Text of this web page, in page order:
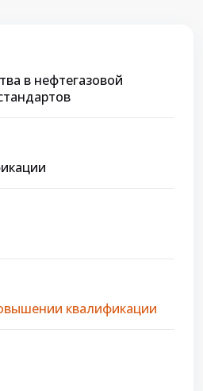
в нефтегазовой
квалификации